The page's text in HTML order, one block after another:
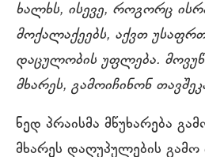
ხალხს, ისევე, როგორც
მოქალაქეებს, აქვთ
დაცულობის უფლება.
მხარეს, გამოიჩინონ
ნედ პრაისმა მწუხარება
მხარეს დაღუპულების